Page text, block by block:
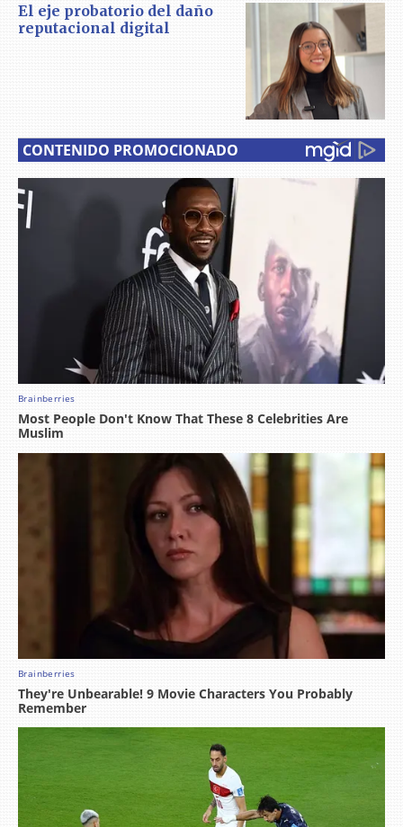
El eje probatorio del daño
reputacional digital